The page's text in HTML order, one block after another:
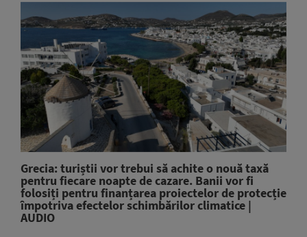
Grecia: turiștii vor trebui să achite o nouă taxă
pentru fiecare noapte de cazare. Banii vor fi
folosiți pentru finanțarea proiectelor de protecție
împotriva efectelor schimbărilor climatice |
AUDIO